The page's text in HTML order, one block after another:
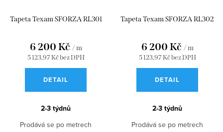
Tapeta Texam SFORZA RL301
5 123,97 Kč bez DPH
6 200 Kč / m
DETAIL
2-3 týdnů
Prodává se po metrech
Tapeta Texam SFORZA RL302
5 123,97 Kč bez DPH
6 200 Kč / m
DETAIL
2-3 týdnů
Prodává se po metrech